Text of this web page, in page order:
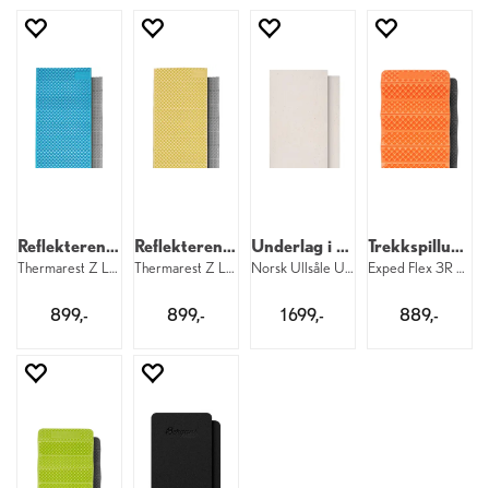
Reflekterende trekkspillunderlag
Thermarest Z Lite Sol R 2 Blue
899,-
Reflekterende trekkspillunderlag
Thermarest Z Lite Sol R 2 Limon
899,-
Underlag i ull
Norsk Ullsåle Utmark Ullunderlag
1 699,-
Trekkspillunderlag LW
Exped Flex 3R LW
889,-